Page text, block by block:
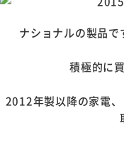
ナショナルの製品で
積極的に
2012年製以降の家電